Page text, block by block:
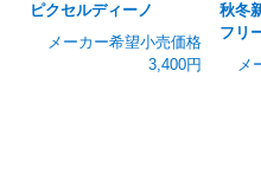
ピクセルディーノ
メーカー希望小売価格
3,400円
秋冬
フリ
メ